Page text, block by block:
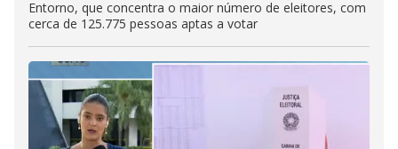
Entorno, que concentra o maior número de eleitores, com
cerca de 125.775 pessoas aptas a votar